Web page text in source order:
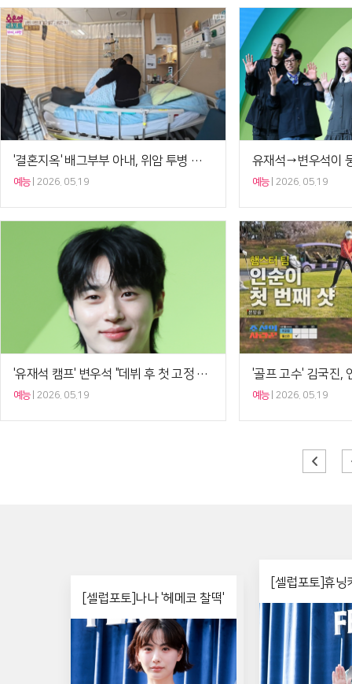
'결혼지옥' 배그부부 아내, 위암 투병 끝 사망…추모 물결[셀럽이슈]
예능 2026. 05.19 예능 2026. 05.19
'유재석 캠프' 변우석 "데뷔 후 첫 고정 예능, 새로운 모습 보여드릴 것"[셀럽현장]
예능 2026. 05.19 예능 2026. 05.19
[셀럽포토]나나 '헤메코 찰떡'
[셀럽포토]휴닝